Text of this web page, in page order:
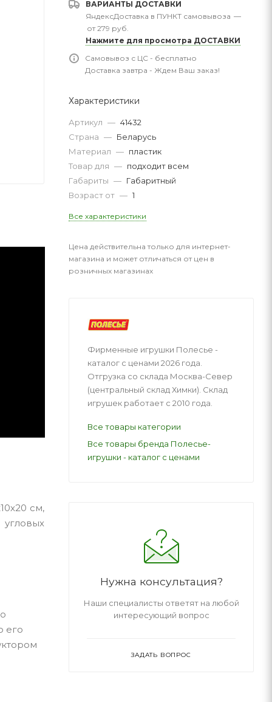
см,
его
ВАРИАНТЫ ДОСТАВКИ
ЯндексДоставка в ПУНКТ самовывоза —
от 279 руб.
Нажмите для просмотра ДОСТАВКИ
Самовывоз с ЦС - бесплатно
Доставка завтра - Ждем Ваш заказ!
Характеристики
Артикул — 41432
Страна — Беларусь
Материал — пластик
Товар для — подходит всем
Габариты — Габаритный
Возраст от — 1
Все характеристики
Цена действительна только для интернет-
магазина и может отличаться от цен в
розничных магазинах
Фирменные игрушки Полесье -
каталог с ценами 2026 года.
Отгрузка со склада Москва-Север
(центральный склад Химки). Склад
игрушек работает с 2010 года.
Все товары категории
Все товары бренда Полесье-
игрушки - каталог с ценами
Нужна консультация?
Наши специалисты ответят на любой
интересующий вопрос
ЗАДАТЬ ВОПРОС